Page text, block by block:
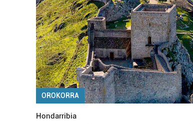
OROKORRA
Hondarribia